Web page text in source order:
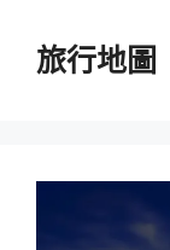
旅行地圖